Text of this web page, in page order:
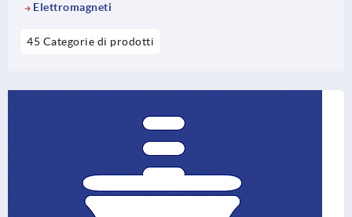
Elettromagneti
45 Categorie di prodotti